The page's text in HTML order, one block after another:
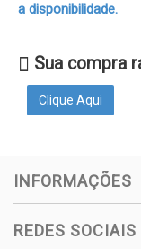
a disponibilidade.
Sua compra
Clique Aqui
INFORMAÇÕES
REDES SOCIAIS